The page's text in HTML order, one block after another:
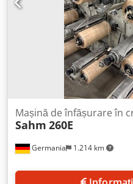
Germania 1.214 km
Mașină de înfășurare în
Sahm 260E